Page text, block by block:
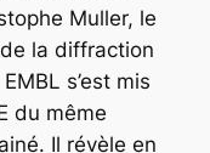
Muller, le
la diffraction
s’est mis
du même
Il révèle en